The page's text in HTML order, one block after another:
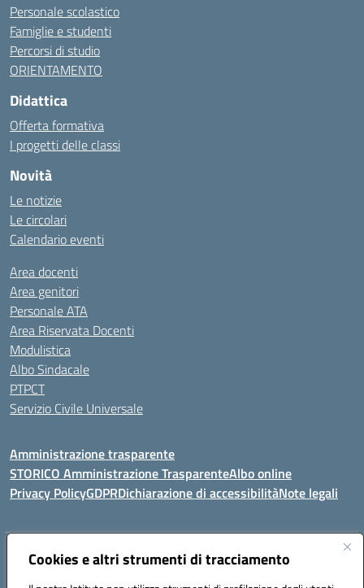
Cookies e altri strumenti di tracciamento
Personale scolastico
Famiglie e studenti
Percorsi di studio
ORIENTAMENTO
Didattica
Offerta formativa
I progetti delle classi
Novità
Le notizie
Le circolari
Calendario eventi
Area docenti
Area genitori
Personale ATA
Area Riservata Docenti
Modulistica
Albo Sindacale
PTPCT
Servizio Civile Universale
Amministrazione trasparente
STORICO Amministrazione TrasparenteAlbo online
Privacy PolicyGDPRDichiarazione di accessibilitàNote legali
Indirizzo:Piazza S. G. Bosco, 1 95014 Giarre (CT)